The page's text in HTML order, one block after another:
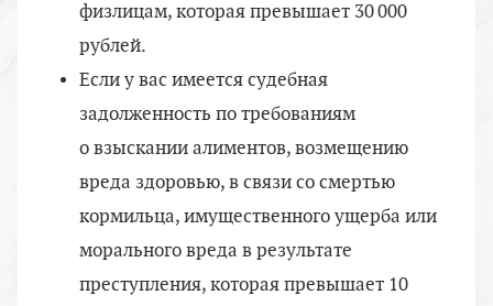
физлицам, которая превышает 30 000
рублей.
Если у вас имеется судебная
задолженность по требованиям
о взыскании алиментов, возмещению
вреда здоровью, в связи со смертью
кормильца, имущественного ущерба или
морального вреда в результате
преступления, которая превышает 10